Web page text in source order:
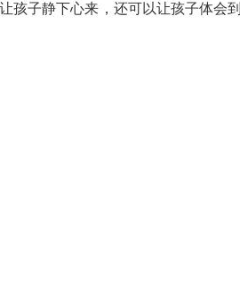
孩子静下心来，还可以让孩子体会